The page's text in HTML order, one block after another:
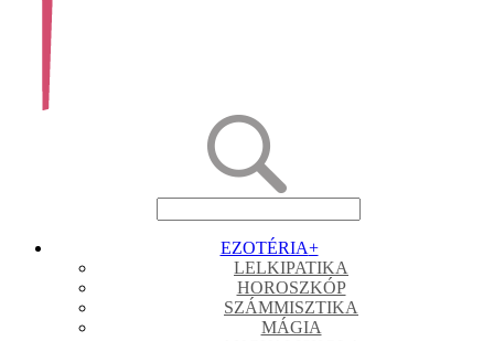
EZOTÉRIA+
LELKIPATIKA
HOROSZKÓP
SZÁMMISZTIKA
MÁGIA